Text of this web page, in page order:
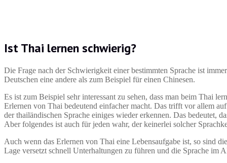
Ist Thai lernen schwierig?
Die Frage nach der Schwierigkeit einer bestimmten Sprache ist
Deutschen eine andere als zum Beispiel für einen Chinesen.
Es ist zum Beispiel sehr interessant zu sehen, dass man beim Thai
Erlernen von Thai bedeutend einfacher macht. Das trifft vor allem
der thailändischen Sprache einiges wieder erkennen. Das bedeutet,
Aber folgendes ist auch für jeden wahr, der keinerlei solcher
Auch wenn das Erlernen von Thai eine Lebensaufgabe ist, so sind
Lage versetzt schnell Unterhaltungen zu führen und die Sprache im